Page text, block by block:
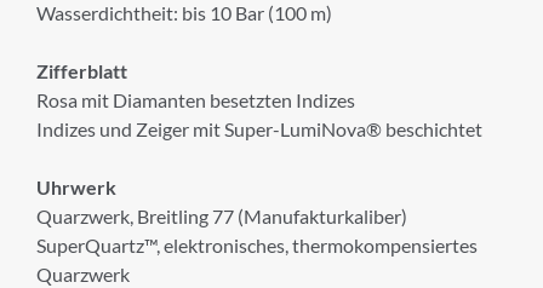
Wasserdichtheit: bis 10 Bar (100 m)
Zifferblatt
Rosa mit Diamanten besetzten Indizes
Indizes und Zeiger mit Super-LumiNova® beschichtet
Uhrwerk
Quarzwerk, Breitling 77 (Manufakturkaliber)
SuperQuartz™, elektronisches, thermokompensiertes
Quarzwerk